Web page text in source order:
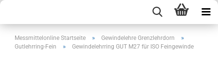
Messmittelonline Startseite » Gewindelehre Grenzlehrdorn »
Gutlehrring-Fein » Gewindelehrring GUT M27 für ISO Feingewinde